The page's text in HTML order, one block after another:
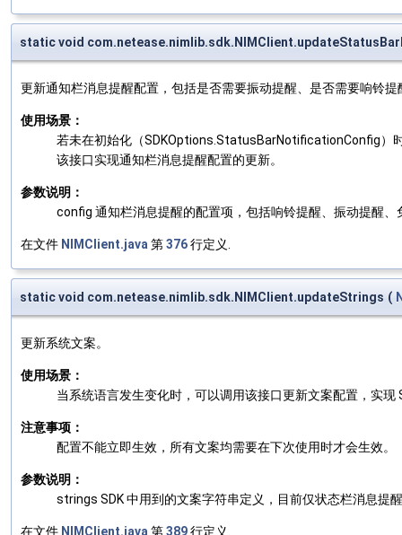
static void
更新通知栏消息提醒配置，包括是否需要振动提醒、是否需要响铃提
使用场景：
若未在初始化（SDKOptions.StatusBarNotificationConfig）
该接口实现通知栏消息提醒配置的更新。
参数说明：
config 通知栏消息提醒的配置项，包括响铃提醒、振动提醒、
在文件 NIMClient.java第376行定义.
static void com.netease.nimlib.sdk.NIMClient.updateStrings (
更新系统文案。
使用场景：
当系统语言发生变化时，可以调用该接口更新文案配置，实
注意事项：
配置不能立即生效，所有文案均需要在下次使用时才会生效。
参数说明：
strings SDK 中用到的文案字符串定义，目前仅状态栏消息提
在文件 NIMClient.java 第389行定义.